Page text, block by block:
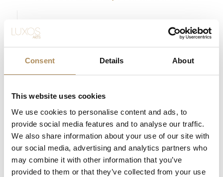
Consent Details About
This website uses cookies
We use cookies to personalise content and ads, to
provide social media features and to analyse our traffic.
We also share information about your use of our site with
our social media, advertising and analytics partners who
may combine it with other information that you’ve
provided to them or that they’ve collected from your use
Can I commission a bespoke piece or request
sourcing of a specific item?
and of genuine value?
Does each piece include a certificate of
What does "LUXOS Arts Certified Selection"